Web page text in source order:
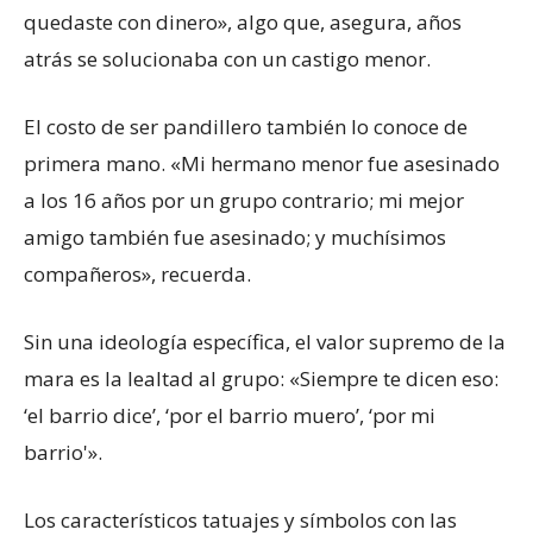
quedaste con dinero», algo que, asegura, años
atrás se solucionaba con un castigo menor.
El costo de ser pandillero también lo conoce de
primera mano. «Mi hermano menor fue asesinado
a los 16 años por un grupo contrario; mi mejor
amigo también fue asesinado; y muchísimos
compañeros», recuerda.
Sin una ideología específica, el valor supremo de la
mara es la lealtad al grupo: «Siempre te dicen eso:
‘el barrio dice’, ‘por el barrio muero’, ‘por mi
barrio'».
Los característicos tatuajes y símbolos con las